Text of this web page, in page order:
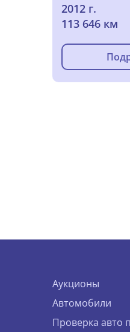
2012 г.
113 646 км
Аукционы
Автомобили
Проверка авто